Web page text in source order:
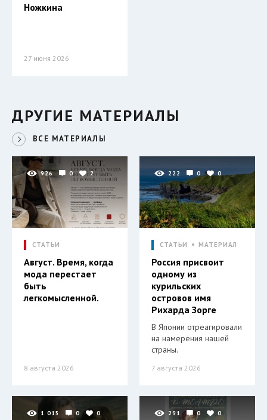
Ножкина
27 июня 2026
ДРУГИЕ МАТЕРИАЛЫ
ВСЕ МАТЕРИАЛЫ
926 0 2
СТАТЬИ
Август. Время, когда
мода перестает
быть
легкомысленной.
8 августа 2026
222 0 0
СТАТЬИ МАТЕРИАЛ
Россия присвоит
одному из
курильских
островов имя
Рихарда Зорге
В Японии отреагировали
на намерения нашей
страны.
7 августа 2026
1 015 0 0 291 0 0